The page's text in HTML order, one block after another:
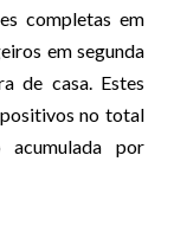
completas em
em segunda
de casa. Estes
no total
acumulada por